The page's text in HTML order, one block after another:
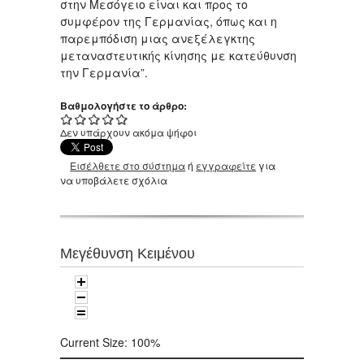
στην Μεσόγειο είναι και προς το
συμφέρον της Γερμανίας, όπως και η
παρεμπόδιση μιας ανεξέλεγκτης
μεταναστευτικής κίνησης με κατεύθυνση
την Γερμανία”.
Βαθμολογήστε το άρθρο:
Δεν υπάρχουν ακόμα ψήφοι
Εισέλθετε στο σύστημαή εγγραφείτε για
να υποβάλετε σχόλια
Μεγέθυνση Κειμένου
Current Size: 100%